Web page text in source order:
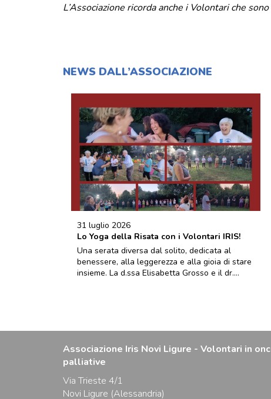
L’Associazione ricorda anche i Volontari che
NEWS DALL’ASSOCIAZIONE
31 luglio 2026
Lo Yoga della Risata con i Volontari IRIS!
Una serata diversa dal solito, dedicata al
benessere, alla leggerezza e alla gioia di stare
insieme. La d.ssa Elisabetta Grosso e il dr....
Associazione Iris Novi Ligure - Volontari in
palliative
Via Trieste 4/1
Novi Ligure (Alessandria)